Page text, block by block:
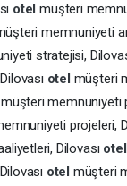
otelmüşteri
memnuniyeti
stratejisi,
otel müşteri
müşteri memnuniyeti
projeleri,
Dilovası
otel müşteri